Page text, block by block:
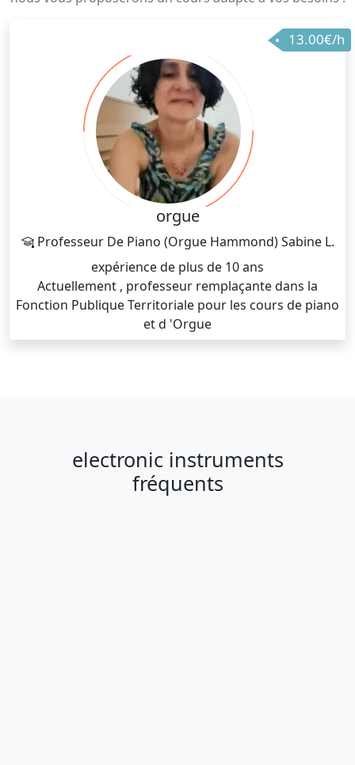
13.00€/h
orgue
Professeur De Piano (Orgue Hammond) Sabine L.
expérience de plus de 10 ans
Actuellement , professeur remplaçante dans la
Fonction Publique Territoriale pour les cours de piano
et d 'Orgue
electronic instruments
fréquents